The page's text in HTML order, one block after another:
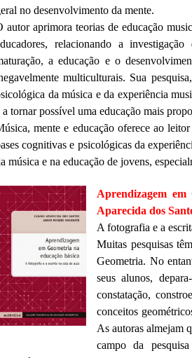
no desenvolvimento da mente.
autor aprimora teorias de educação
relacionando a
a educação e o
multiculturais. Sua
da música e da experiência
a tornar possível uma educação mais
mente e educação oferece ao
cognitivas e psicológicas da
música e na educação de jovens,
Aprendizagem
Aparecida dos
A fotografia e a
Muitas pesquisas
Geometria. No
seus alunos,
constatação,
conceitos
As autoras almejam
campo da